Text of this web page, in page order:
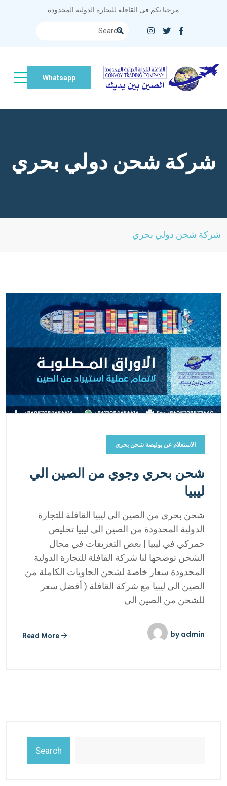
مرحبا بكم فى القافلة للتجارة الدولية المحدودة
Whatsapp
شركة شحن دولي بحري
شركة شحن دولي بحري
الاستعلام عن بوليصة شحن بحري
شحن بحري وجوي من الصين الي
ليبيا
شحن بحري من الصين الي ليبيا القافلة للتجارة
الدولية المحدودة من الصين الي ليبيا تخليص
جمركي في ليبيا | بعض التعريفات في مجال
الشحن توضحها لنا شركة القافلة للتجارة الدولية
المحدودة سعار خاصة لشحن الحاويات الكاملة من
الصين الي ليبيا مع شركة القافلة ( أفضل سعر
للشحن من الصين الي
byadmin
Search